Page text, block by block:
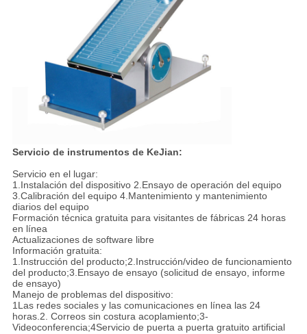
Servicio de instrumentos de KeJian:
Servicio en el lugar:
1.Instalación del dispositivo 2.Ensayo de operación del equipo
3.Calibración del equipo 4.Mantenimiento y mantenimiento
diarios del equipo
Formación técnica gratuita para visitantes de fábricas 24 horas
en línea
Actualizaciones de software libre
Información gratuita:
1.Instrucción del producto;2.Instrucción/video de funcionamiento
del producto;3.Ensayo de ensayo (solicitud de ensayo, informe
de ensayo)
Manejo de problemas del dispositivo:
1Las redes sociales y las comunicaciones en línea las 24
horas.2. Correos sin costura acoplamiento;3-
Videoconferencia;4Servicio de puerta a puerta gratuito artificial